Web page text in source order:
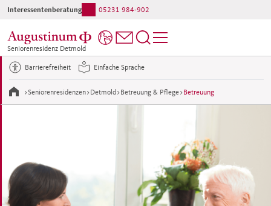
Seniorenresidenz Detmold
Interessentenberatung: 05231 984-902
Ihr direkter Kontakt ins Haus: 05231 984-0
>Seniorenresidenzen> Detmold> Betreuung & Pflege> Betreuung
Barrierefreiheit Einfache Sprache